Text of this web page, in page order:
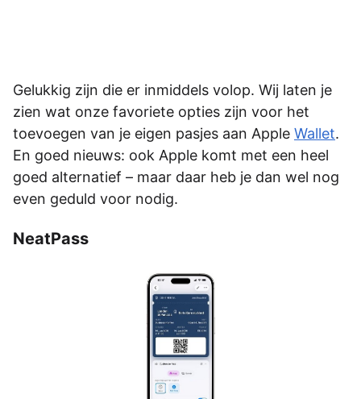
Gelukkig zijn die er inmiddels volop. Wij laten je
zien wat onze favoriete opties zijn voor het
toevoegen van je eigen pasjes aan Apple Wallet.
En goed nieuws: ook Apple komt met een heel
goed alternatief – maar daar heb je dan wel nog
even geduld voor nodig.
NeatPass